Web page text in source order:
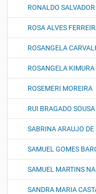
RONALDO
ROSA ALVES
ROSANGELA
ROSANGELA KIMURA
ROSEMERI MOREIRA
RUI BRAGADO SOUSA
SABRINA ARAUJO DE
SAMUEL GOMES
SAMUEL MARTINS
SANDRA MARIA